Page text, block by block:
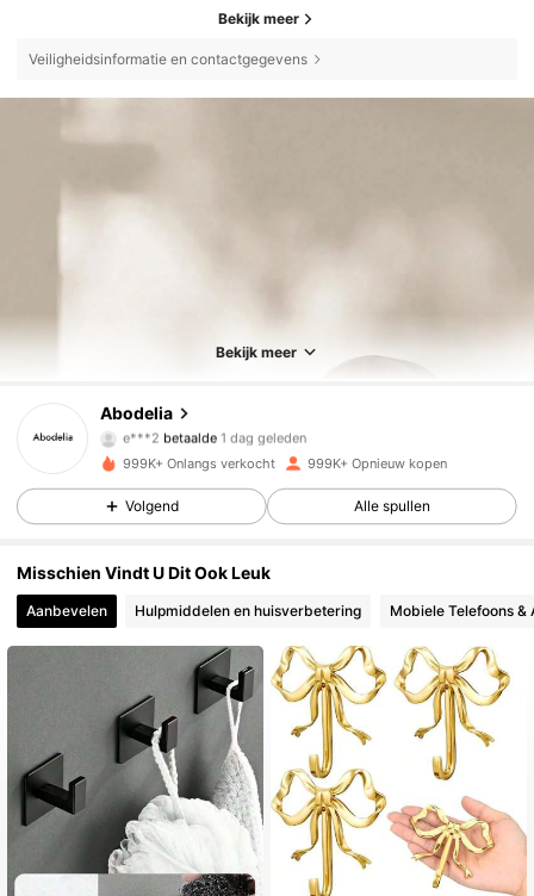
Bekijk meer
Veiligheidsinformatie en contactgegevens
Bekijk meer
Abodelia
4.87
59K Volgers
e***2 betaalde 1 dag geleden
4.87 59K Volgers
4.87 59K Volgers
59K Volgers
4.87 59K Volgers
4.87 59K Volgers
999K+ Onlangs verkocht 999K+ Opnieuw kopen
Volgend Alle spullen
Misschien Vindt U Dit Ook Leuk
Aanbevelen Hulpmiddelen en huisverbetering Mobiele Telefoons &